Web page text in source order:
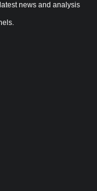
news and analysis